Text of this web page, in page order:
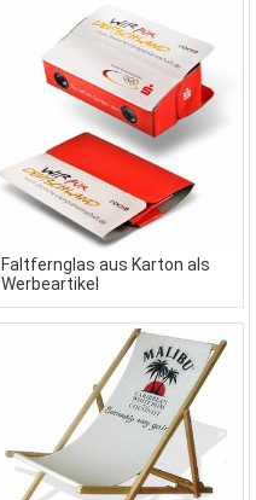
Faltfernglas aus Karton als
Werbeartikel